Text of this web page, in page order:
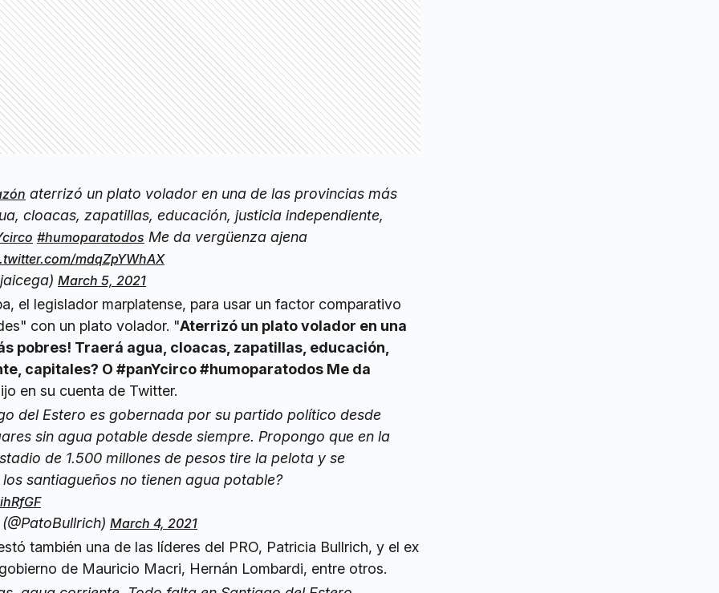
aterrizó un plato volador en una de las provincias más
cloacas, zapatillas, educación, justicia independiente,
#humoparatodos Me da vergüenza ajena
mdqZpYWhAX
March 5, 2021
el legislador marplatense, para usar un factor comparativo
con un plato volador. "Aterrizó un plato volador en una
pobres! Traerá agua, cloacas, zapatillas, educación,
capitales? O #panYcirco #humoparatodos Me da
en su cuenta de Twitter.
del Estero es gobernada por su partido político desde
sin agua potable desde siempre. Propongo que en la
de 1.500 millones de pesos tire la pelota y se
santiagueños no tienen agua potable?
March 4, 2021
también una de las líderes del PRO, Patricia Bullrich, y el ex
de Mauricio Macri, Hernán Lombardi, entre otros.